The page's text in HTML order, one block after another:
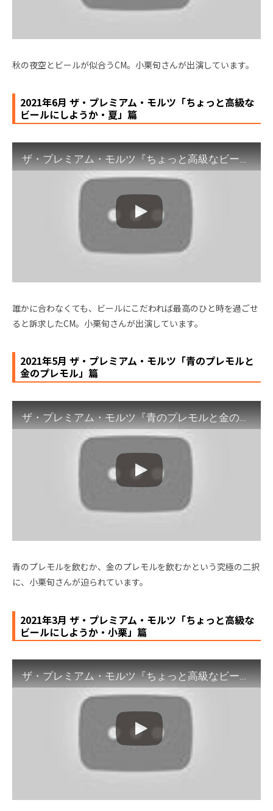
秋の夜空とビールが似合うCM。小栗旬さんが出演しています。
2021年6月 ザ・プレミアム・モルツ「ちょっと高級な
ビールにしようか・夏」篇
ザ・プレミアム・モルツ『ちょっと高級なビールにしようか・夏』篇 30秒 小栗旬 サントリー CM
誰かに合わなくても、ビールにこだわれば最高のひと時を過ごせ
ると訴求したCM。小栗旬さんが出演しています。
2021年5月 ザ・プレミアム・モルツ「青のプレモルと
金のプレモル」篇
ザ・プレミアム・モルツ『青のプレモルと金のプレモル』篇 15秒 小栗旬 サントリー CM
青のプレモルを飲むか、金のプレモルを飲むかという究極の二択
に、小栗旬さんが迫られています。
2021年3月 ザ・プレミアム・モルツ「ちょっと高級な
ビールにしようか・小栗」篇
ザ・プレミアム・モルツ『ちょっと高級なビールにしようか・小栗』篇 30秒 小栗旬 サントリー CM